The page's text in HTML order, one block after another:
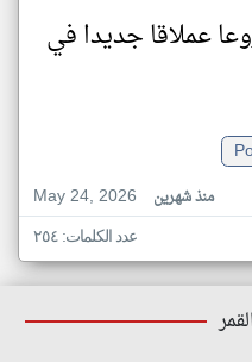
عملاقا جديدا في
May 24, 2026
منذ شهرين
عدد الكلمات: ٢٥٤